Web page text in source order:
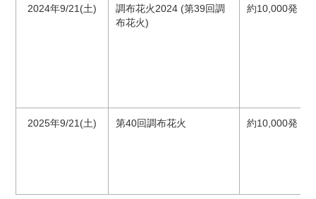
2024年9/21(土)
調布花火2024 (第39回調
布花火)
約10,000発 36
2025年9/21(土) 第40回調布花火 約10,000発 32